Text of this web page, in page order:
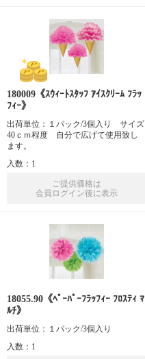
180009《ｽｳｨｰﾄｽﾀｯﾌ ｱｲｽｸﾘｰﾑ ﾌﾗｯ
ﾌｨｰ》
出荷単位：１パック/3個入り サイズ
40ｃｍ程度 自分で広げて使用致し
ます。
入数：1
ご提供価格は
会員ログイン後に表示
18055.90《ﾍﾟｰﾊﾟｰﾌﾗｯﾌｨｰ ﾌﾛｽﾃｨ ﾏ
ﾙﾁ》
出荷単位：１パック/3個入り
入数：1